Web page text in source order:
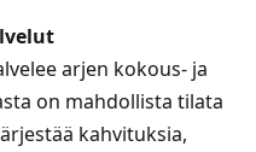
arjen kokous- ja
on mahdollista tilata
kahvituksia,